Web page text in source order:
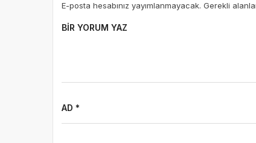
E-posta hesabınız yayımlanmayacak. Gerekli
BIR YORUM YAZ
AD *